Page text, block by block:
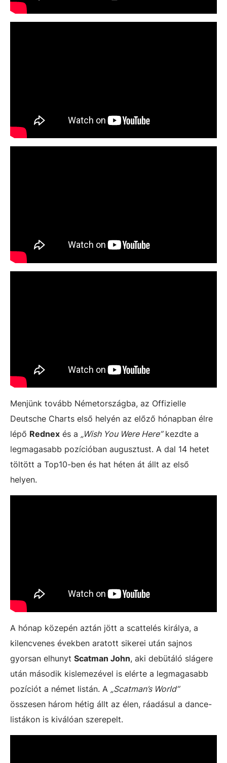
Menjünk tovább Németországba, az Offizielle
Deutsche Charts első helyén az előző hónapban élre
lépő Rednex és a „Wish You Were Here”kezdte a
legmagasabb pozícióban augusztust. A dal 14 hetet
töltött a Top10-ben és hat héten át állt az első
helyen.
A hónap közepén aztán jött a scattelés királya, a
kilencvenes években aratott sikerei után sajnos
gyorsan elhunyt Scatman John, aki debütáló slágere
után második kislemezével is elérte a legmagasabb
pozíciót a német listán. A „Scatman’s World”
összesen három hétig állt az élen, ráadásul a dance-
listákon is kiválóan szerepelt.